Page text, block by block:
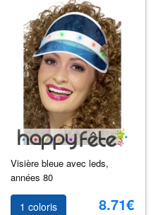
Visière bleue avec leds,
années 80
1 coloris 8.71€